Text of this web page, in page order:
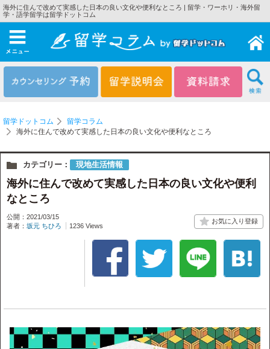
海外に住んで改めて実感した日本の良い文化や便利なところ | 留学・ワーホリ・海外留
学・語学留学は留学ドットコム
メニュー
留学ドットコム
留学コラム
海外に住んで改めて実感した日本の良い文化や便利なところ
カテゴリー： 現地生活情報
海外に住んで改めて実感した日本の良い文化や便利
なところ
公開：2021/03/15
著者： 坂元 ちひろ 1236 Views